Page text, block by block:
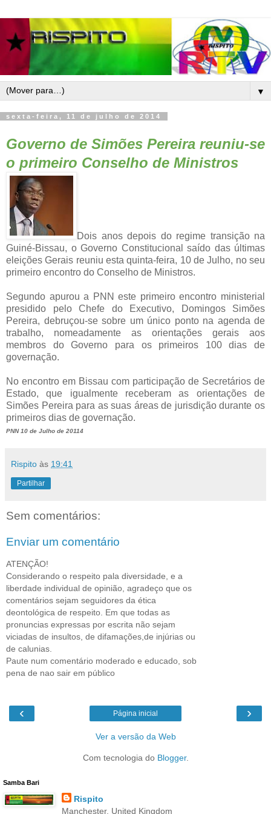
▼
sexta-feira, 11 de julho de 2014
Governo de Simões Pereira reuniu-se
o primeiro Conselho de Ministros
Dois anos depois do regime transição na
Guiné-Bissau, o Governo Constitucional saído das últimas
eleições Gerais reuniu esta quinta-feira, 10 de Julho, no seu
primeiro encontro do Conselho de Ministros.
Segundo apurou a PNN este primeiro encontro ministerial
presidido pelo Chefe do Executivo, Domingos Simões
Pereira, debruçou-se sobre um único ponto na agenda de
trabalho, nomeadamente as orientações gerais aos
membros do Governo para os primeiros 100 dias de
governação.
No encontro em Bissau com participação de Secretários de
Estado, que igualmente receberam as orientações de
Simões Pereira para as suas áreas de jurisdição durante os
primeiros dias de governação.
PNN 10 de Julho de 20114
Rispito às 19:41
Partilhar
Sem comentários:
Enviar um comentário
ATENÇÃO!
Considerando o respeito pala diversidade, e a
liberdade individual de opinião, agradeço que os
comentários sejam seguidores da ética
deontológica de respeito. Em que todas as
pronuncias expressas por escrita não sejam
viciadas de insultos, de difamações,de injúrias ou
de calunias.
Paute num comentário moderado e educado, sob
pena de nao sair em público
‹ ›
Página inicial
Ver a versão da Web
Com tecnologia do Blogger.
Samba Bari
Rispito
Manchester, United Kingdom